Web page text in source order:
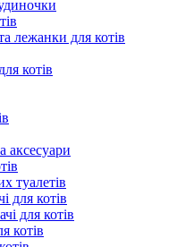
лежанки для котів
котів
аксесуари
туалетів
для котів
для котів
котів